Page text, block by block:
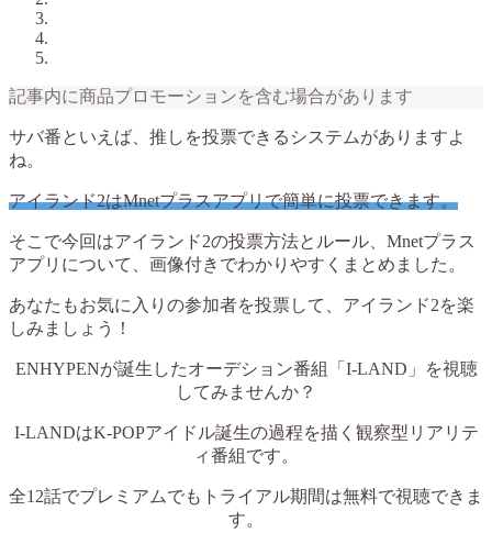
記事内に商品プロモーションを含む場合があります
サバ番といえば、推しを投票できるシステムがありますよ
ね。
アイランド2はMnetプラスアプリで簡単に投票できます。
そこで今回はアイランド2の投票方法とルール、Mnetプラス
アプリについて、画像付きでわかりやすくまとめました。
あなたもお気に入りの参加者を投票して、アイランド2を楽
しみましょう！
ENHYPENが誕生したオーデション番組「I-LAND」を視聴
してみませんか？
I-LANDはK-POPアイドル誕生の過程を描く観察型リアリテ
ィ番組です。
全12話でプレミアムでもトライアル期間は無料で視聴できま
す。